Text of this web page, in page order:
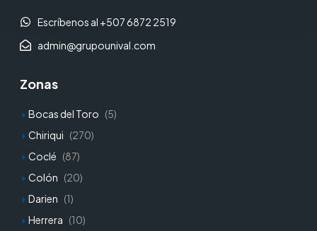
Escríbenos al +507 6872 2519
admin@grupounival.com
Zonas
Bocas del Toro (5)
Chiriqui (270)
Coclé (87)
Colón (20)
Darien (1)
Herrera (10)